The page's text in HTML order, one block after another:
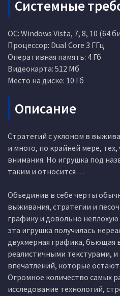
Системные
ОС: Windows Vista, 7, 8, 10 (64
Процессор: Dual Core 3 ГГц
Оперативная память: 4 Гб
Видеокарта: 512 Мб
Место на диске: 10 Гб
Описание
Стратегий с уклоном в
и много, по крайней мере,
внимания. Но игрушка под
таким и относится…
Объединив в себе черты
выживания, стратегии и
графику и довольно
эта игрушка получилась
двухмерная графика, бьющая
реалистичными текстурами,
впечатлений, которые
Огромное количество самых
исследование технологий,